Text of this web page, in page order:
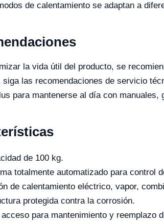
de calentamiento se adaptan a
la vida útil del producto, se
las recomendaciones de servicio
para mantenerse al día con
de 100 kg.
totalmente automatizado para control
de calentamiento eléctrico, vapor,
protegida contra la corrosión.
para mantenimiento y reemplazo